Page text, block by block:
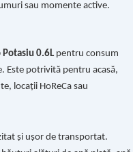
sau momente active.
Potasiu 0.6Lpentru consum
Este potrivită pentru acasă,
locații HoReCa sau
și ușor de transportat.